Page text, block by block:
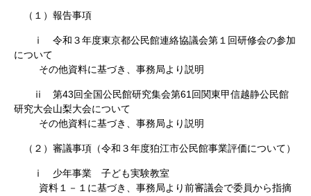
（１）報告事項
ⅰ 令和３年度東京都公民館連絡協議会第１回研修会の参加
について
その他資料に基づき、事務局より説明
ⅱ 第43回全国公民館研究集会第61回関東甲信越静公民館
研究大会山梨大会について
その他資料に基づき、事務局より説明
（２）審議事項（令和３年度狛江市公民館事業評価について）
ⅰ 少年事業 子ども実験教室
資料１－１に基づき、事務局より前審議会で委員から指摘